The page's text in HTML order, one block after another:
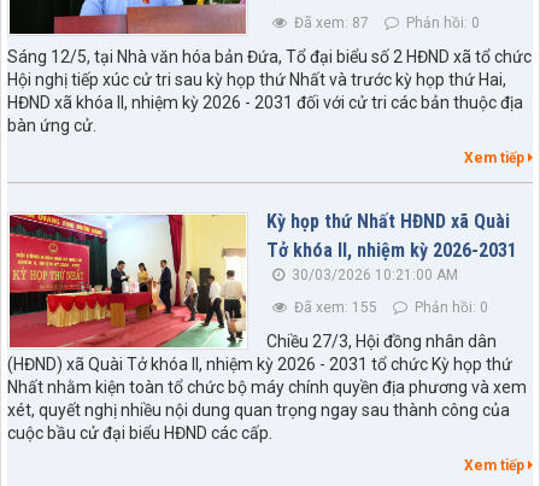
Đã xem: 87
Phản hồi: 0
Sáng 12/5, tại Nhà văn hóa bản Đứa, Tổ đại biểu số 2 HĐND xã tổ chức
Hội nghị tiếp xúc cử tri sau kỳ họp thứ Nhất và trước kỳ họp thứ Hai,
HĐND xã khóa II, nhiệm kỳ 2026 - 2031 đối với cử tri các bản thuộc địa
bàn ứng cử.
Xem tiếp
Kỳ họp thứ Nhất HĐND xã Quài
Tở khóa II, nhiệm kỳ 2026-2031
30/03/2026 10:21:00 AM
Đã xem: 155
Phản hồi: 0
Chiều 27/3, Hội đồng nhân dân
(HĐND) xã Quài Tở khóa II, nhiệm kỳ 2026 - 2031 tổ chức Kỳ họp thứ
Nhất nhằm kiện toàn tổ chức bộ máy chính quyền địa phương và xem
xét, quyết nghị nhiều nội dung quan trọng ngay sau thành công của
cuộc bầu cử đại biểu HĐND các cấp.
Xem tiếp